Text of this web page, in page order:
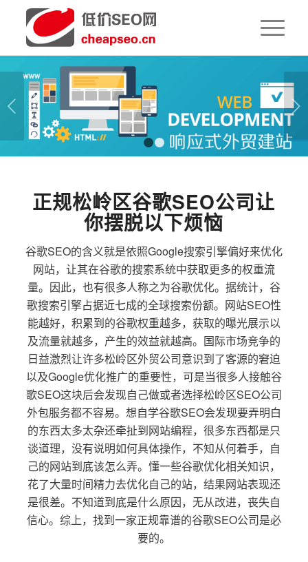
下一页
1 2
正规松岭区谷歌SEO公司让
你摆脱以下烦恼
谷歌SEO的含义就是依照Google搜索引擎偏好来优化
网站，让其在谷歌的搜索系统中获取更多的权重流
量。因此，也有很多人称之为谷歌优化。据统计，谷
歌搜索引擎占据近七成的全球搜索份额。网站SEO性
能越好，积累到的谷歌权重越多，获取的曝光展示以
及流量就越多，产生的效益就越高。国际市场竞争的
日益激烈让许多松岭区外贸公司意识到了客源的窘迫
以及Google优化推广的重要性，可是当很多人接触谷
歌SEO这块后会发现自己做或者选择松岭区SEO公司
外包服务都不容易。想自学谷歌SEO会发现要弄明白
的东西太多太杂还牵扯到网站编程，很多东西都是只
谈道理，没有说明如何具体操作，不知从何着手，自
己的网站到底该怎么弄。懂一些谷歌优化相关知识，
花了大量时间精力去优化自己的站，结果网站表现还
是很差。不知道到底是什么原因，无从改进，丧失自
信心。综上，找到一家正规靠谱的谷歌SEO公司是必
要的。